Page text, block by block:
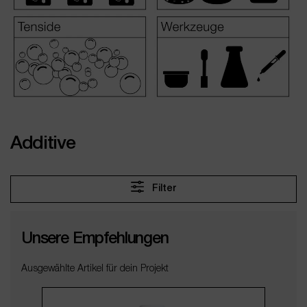
Additive
Filter
Unsere Empfehlungen
Ausgewählte Artikel für dein Projekt